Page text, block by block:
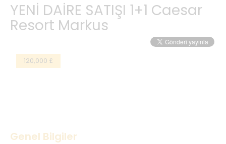
YENİ DAİRE SATIŞI 1+1 Caesar
Resort Markus
120,000 £
Genel Bilgiler